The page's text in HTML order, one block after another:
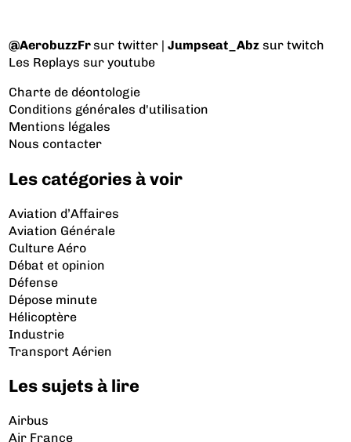
@AerobuzzFrsur twitter |Jumpseat_Abz sur twitch
Les Replays sur youtube
Charte de déontologie
Conditions générales d'utilisation
Mentions légales
Nous contacter
Les catégories à voir
Aviation d’Affaires
Aviation Générale
Culture Aéro
Débat et opinion
Défense
Dépose minute
Hélicoptère
Industrie
Transport Aérien
Les sujets à lire
Airbus
Air France